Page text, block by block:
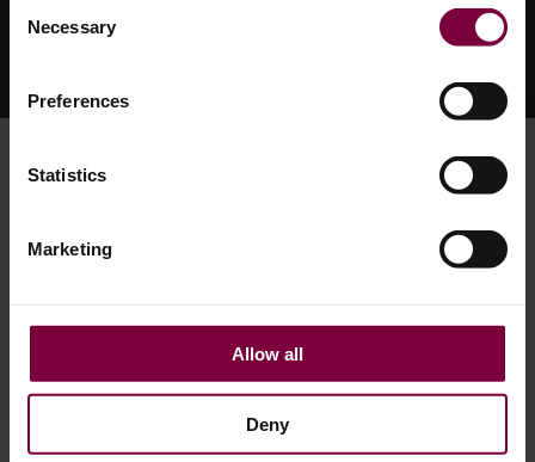
Selection
Necessary
Preferences
Statistics
Marketing
Allow all
Deny
DIAMOND CUT MACHINE À
ROUE
permet d'effectuer des réparations exceptionnelles
et d'une qualité inégalée. Elle est capable
d'effectuer des ajustements micromillimétriques
préservant leur intégrité structurelle.
EN SAVOIR PLUS SUR LA MACHINE DIAMOND CUT